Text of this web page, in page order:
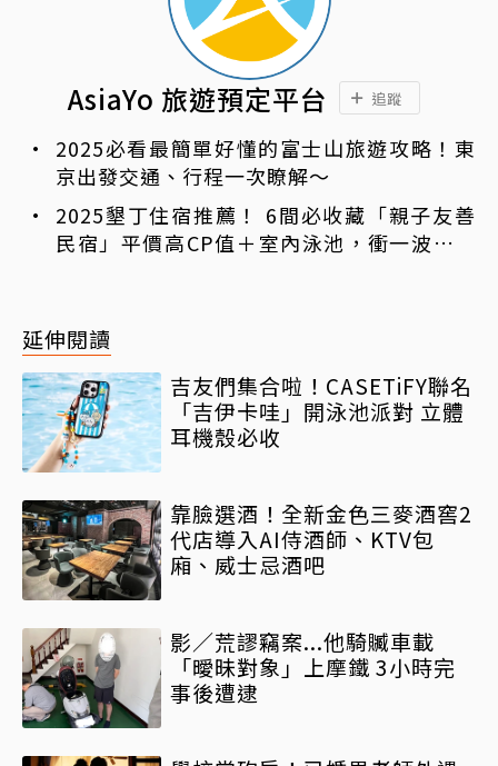
AsiaYo 旅遊預定平台 追蹤
2025必看最簡單好懂的富士山旅遊攻略！東
京出發交通、行程一次瞭解～
2025墾丁住宿推薦！ 6間必收藏「親子友善
民宿」平價高CP值＋室內泳池，衝一波國境
延伸閱讀
吉友們集合啦！CASETiFY聯名
「吉伊卡哇」開泳池派對 立體
耳機殼必收
靠臉選酒！全新金色三麥酒窖2
代店導入AI侍酒師、KTV包
廂、威士忌酒吧
影／荒謬竊案...他騎贓車載
「曖昧對象」上摩鐵 3小時完
事後遭逮